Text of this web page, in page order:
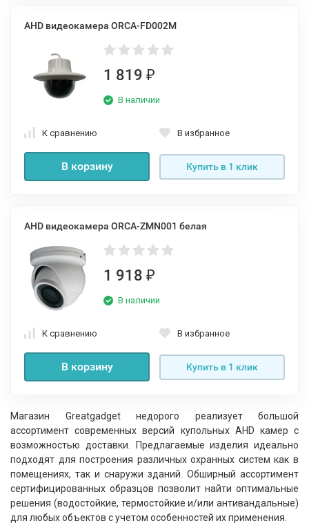
AHD видеокамера ORCA-FD002M
1 819 ₽
В наличии
К сравнению В избранное
В корзину Купить в 1 клик
AHD видеокамера ORCA-ZMN001 белая
1 918 ₽
В наличии
К сравнению В избранное
В корзину Купить в 1 клик
Магазин Greatgadget недорого реализует большой
ассортимент современных версий купольных AHD камер с
возможностью доставки. Предлагаемые изделия идеально
подходят для построения различных охранных систем как в
помещениях, так и снаружи зданий. Обширный ассортимент
сертифицированных образцов позволит найти оптимальные
решения (водостойкие, термостойкие и/или антивандальные)
для любых объектов с учетом особенностей их применения.